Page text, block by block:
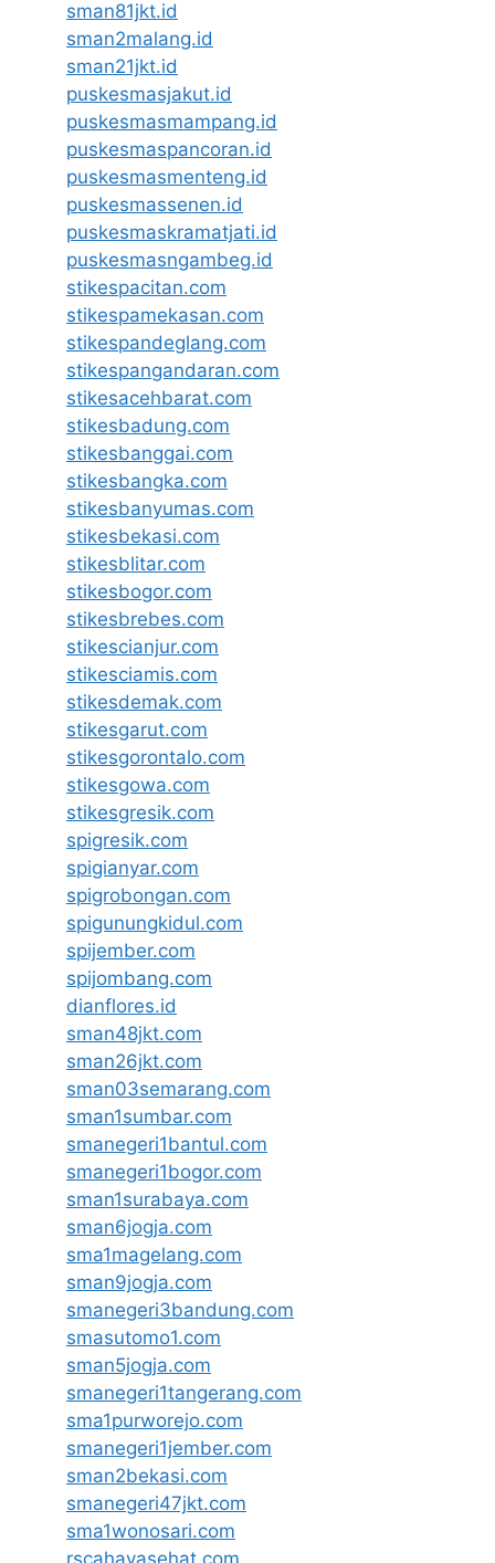
sman81jkt.id
sman2malang.id
sman21jkt.id
puskesmasjakut.id
puskesmasmampang.id
puskesmaspancoran.id
puskesmasmenteng.id
puskesmassenen.id
puskesmaskramatjati.id
puskesmasngambeg.id
stikespacitan.com
stikespamekasan.com
stikespandeglang.com
stikespangandaran.com
stikesacehbarat.com
stikesbadung.com
stikesbanggai.com
stikesbangka.com
stikesbanyumas.com
stikesbekasi.com
stikesblitar.com
stikesbogor.com
stikesbrebes.com
stikescianjur.com
stikesciamis.com
stikesdemak.com
stikesgarut.com
stikesgorontalo.com
stikesgowa.com
stikesgresik.com
spigresik.com
spigianyar.com
spigrobongan.com
spigunungkidul.com
spijember.com
spijombang.com
dianflores.id
sman48jkt.com
sman26jkt.com
sman03semarang.com
sman1sumbar.com
smanegeri1bantul.com
smanegeri1bogor.com
sman1surabaya.com
sman6jogja.com
sma1magelang.com
sman9jogja.com
smanegeri3bandung.com
smasutomo1.com
sman5jogja.com
smanegeri1tangerang.com
sma1purworejo.com
smanegeri1jember.com
sman2bekasi.com
smanegeri47jkt.com
sma1wonosari.com
rscahayasehat.com